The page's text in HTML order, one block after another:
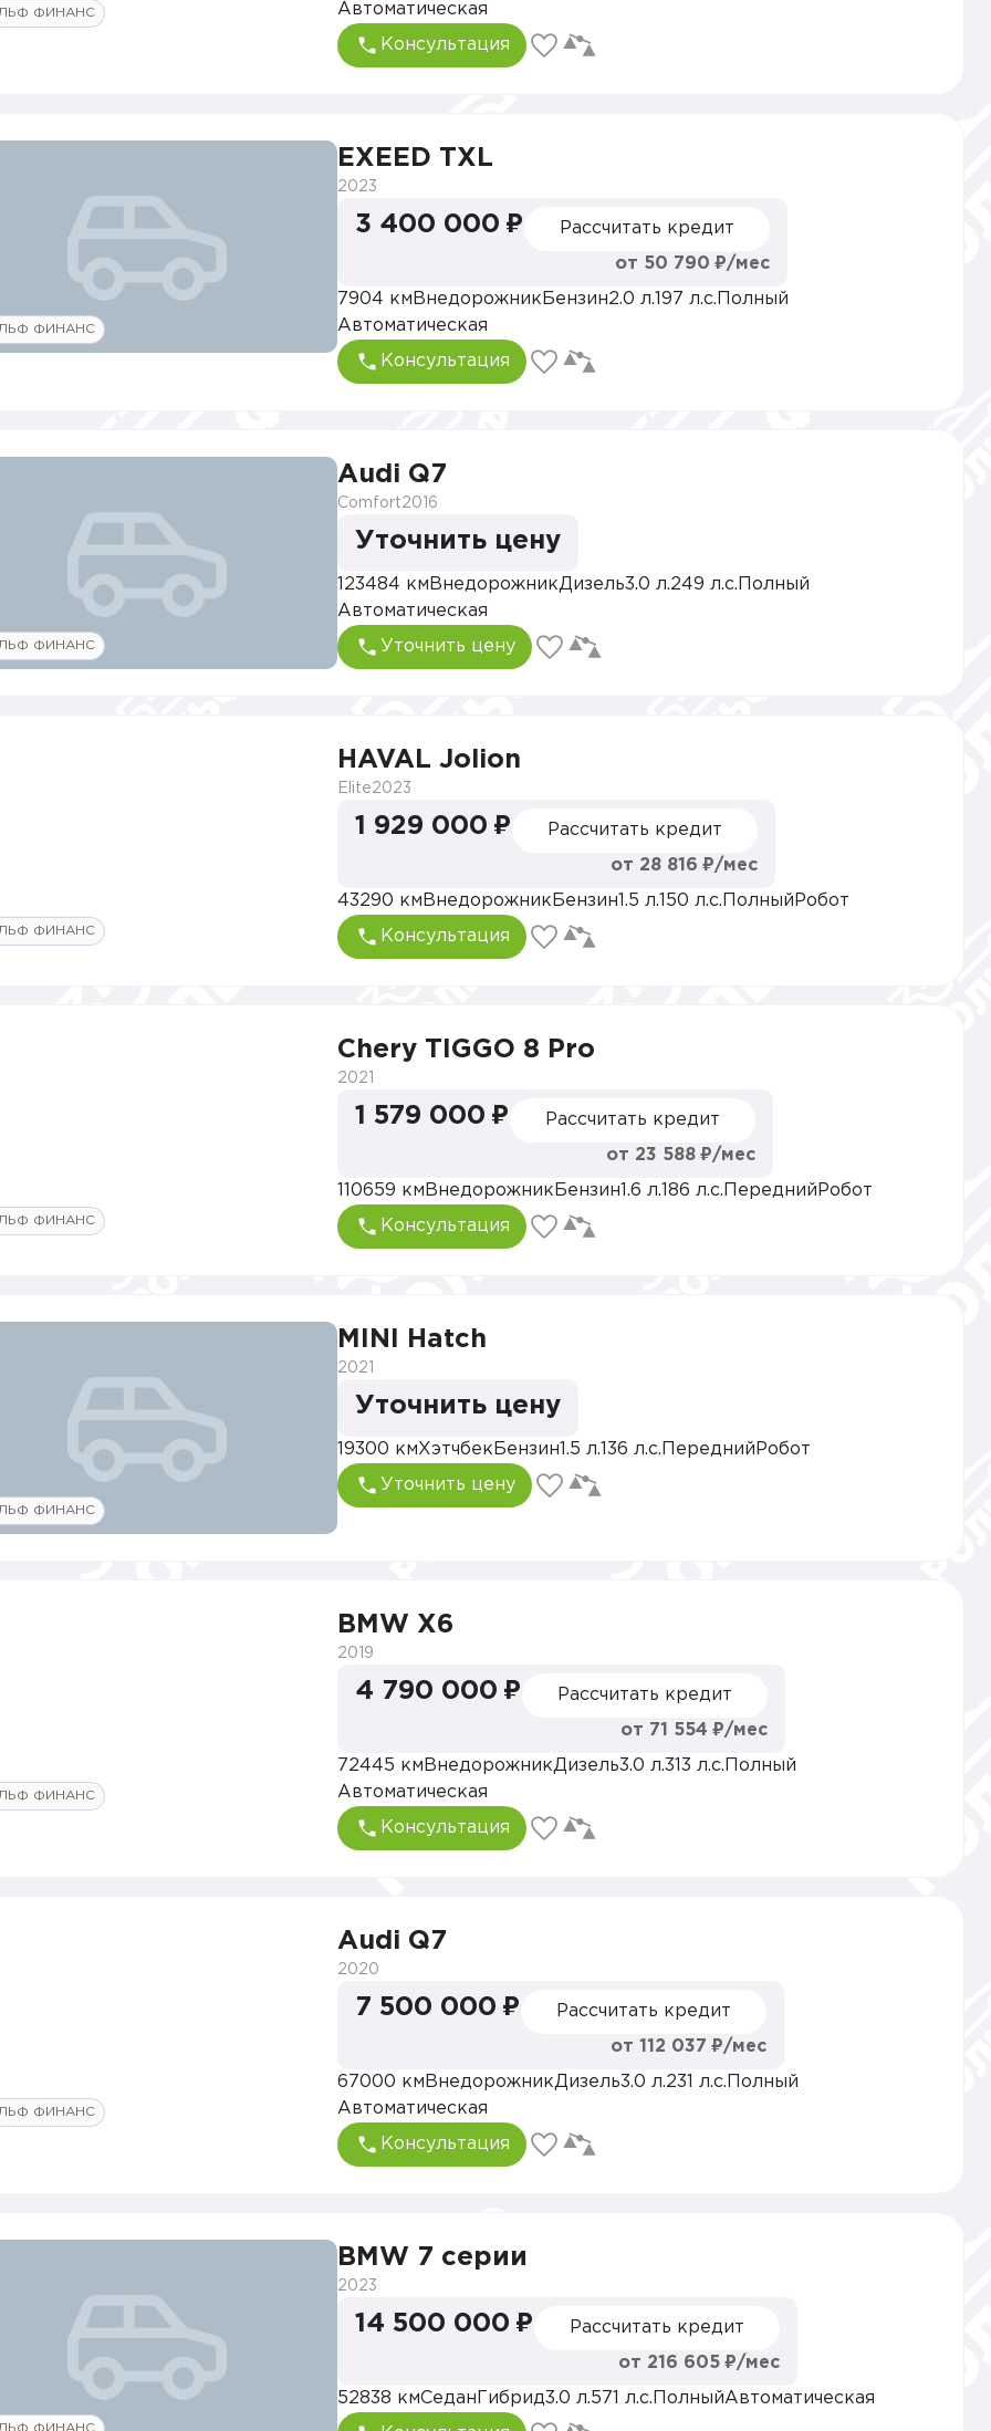
ФИНАНС
Автоматическая
Консультация
ФИНАНС
EXEED TXL
2023
3 400 000 ₽ Рассчитать кредит
от 50 790 ₽/мес
7904 км Внедорожник Бензин2.0 л. 197 л.с. Полный
Автоматическая
Консультация
ФИНАНС
Audi Q7
Comfort2016
Уточнить цену
123484 км ВнедорожникДизель3.0 л.249 л.с. Полный
Автоматическая
Уточнить цену
ФИНАНС
HAVAL Jolion
Elite2023
1 929 000 ₽ Рассчитать кредит
от 28 816 ₽/мес
43290 км Внедорожник Бензин 1.5 л. 150 л.с. Полный Робот
Консультация
ФИНАНС
Chery TIGGO 8 Pro
2021
1 579 000 ₽ Рассчитать кредит
от 23 588 ₽/мес
110659 км Внедорожник Бензин 1.6 л. 186 л.с. Передний Робот
Консультация
ФИНАНС
MINI Hatch
2021
Уточнить цену
19300 кмХэтчбек Бензин 1.5 л. 136 л.с. Передний Робот
Уточнить цену
ФИНАНС
BMW X6
2019
4 790 000 ₽ Рассчитать кредит
от 71 554 ₽/мес
72445 км ВнедорожникДизель3.0 л.313 л.с. Полный
Автоматическая
Консультация
ФИНАНС
Audi Q7
2020
7 500 000 ₽ Рассчитать кредит
от 112 037 ₽/мес
67000 км ВнедорожникДизель3.0 л.231 л.с. Полный
Автоматическая
Консультация
ФИНАНС
BMW 7 серии
2023
14 500 000 ₽ Рассчитать кредит
от 216 605 ₽/мес
52838 кмСедан Гибрид3.0 л.571 л.с. ПолныйАвтоматическая